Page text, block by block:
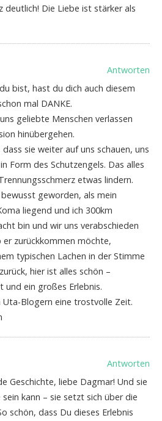
deutlich! Die Liebe ist stärker als
Antworten
bist, hast du dich auch diesem
mal DANKE.
geliebte Menschen verlassen
hinübergehen.
sie weiter auf uns schauen, uns
Form des Schutzengels. Das alles
etwas lindern.
geworden, als mein
liegend und ich 300km
bin und wir uns verabschieden
zurückkommen möchte,
typischen Lachen in der Stimme
hier ist alles schön –
und ein großes Erlebnis.
Uta-Blogern eine trostvolle Zeit.
Antworten
Geschichte, liebe Dagmar! Und sie
kann – sie setzt sich über die
schön, dass Du dieses Erlebnis